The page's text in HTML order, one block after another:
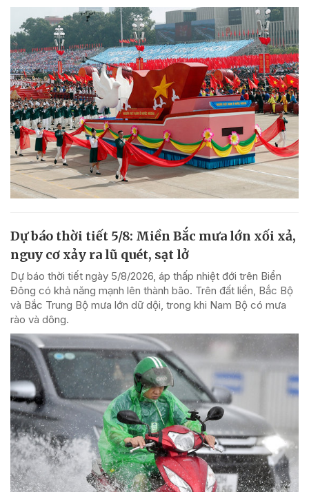
Dự báo thời tiết 5/8: Miền Bắc mưa lớn xối xả,
nguy cơ xảy ra lũ quét, sạt lở
Dự báo thời tiết ngày 5/8/2026, áp thấp nhiệt đới trên Biển
Đông có khả năng mạnh lên thành bão. Trên đất liền, Bắc Bộ
và Bắc Trung Bộ mưa lớn dữ dội, trong khi Nam Bộ có mưa
rào và dông.